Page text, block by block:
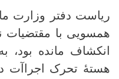
ریاست دفتر وزارت
همسویی با مقتضیات
انکشاف مانده بود،
هستۀ تحرک اجراآت